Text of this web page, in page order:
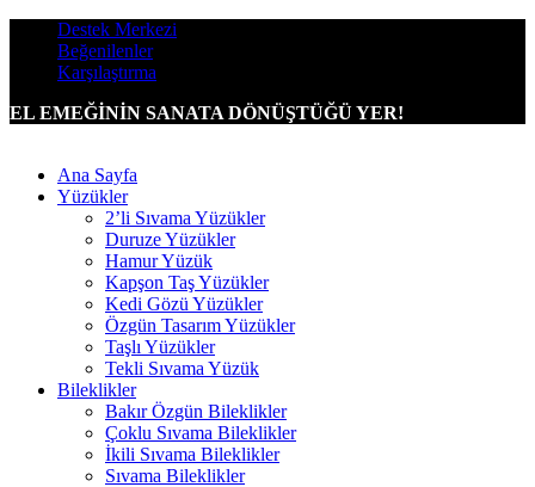
Destek Merkezi
Beğenilenler
Karşılaştırma
EL EMEĞİNİN SANATA DÖNÜŞTÜĞÜ YER!
Ana Sayfa
Yüzükler
2’li Sıvama Yüzükler
Duruze Yüzükler
Hamur Yüzük
Kapşon Taş Yüzükler
Kedi Gözü Yüzükler
Özgün Tasarım Yüzükler
Taşlı Yüzükler
Tekli Sıvama Yüzük
Bileklikler
Bakır Özgün Bileklikler
Çoklu Sıvama Bileklikler
İkili Sıvama Bileklikler
Sıvama Bileklikler